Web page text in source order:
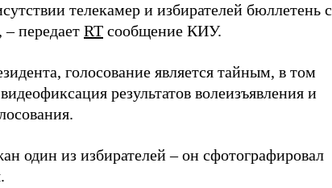
телекамер и избирателей бюллетень с
– передает RT сообщение КИУ.
голосование является тайным, в том
результатов волеизъявления и
один из избирателей – он сфотографировал